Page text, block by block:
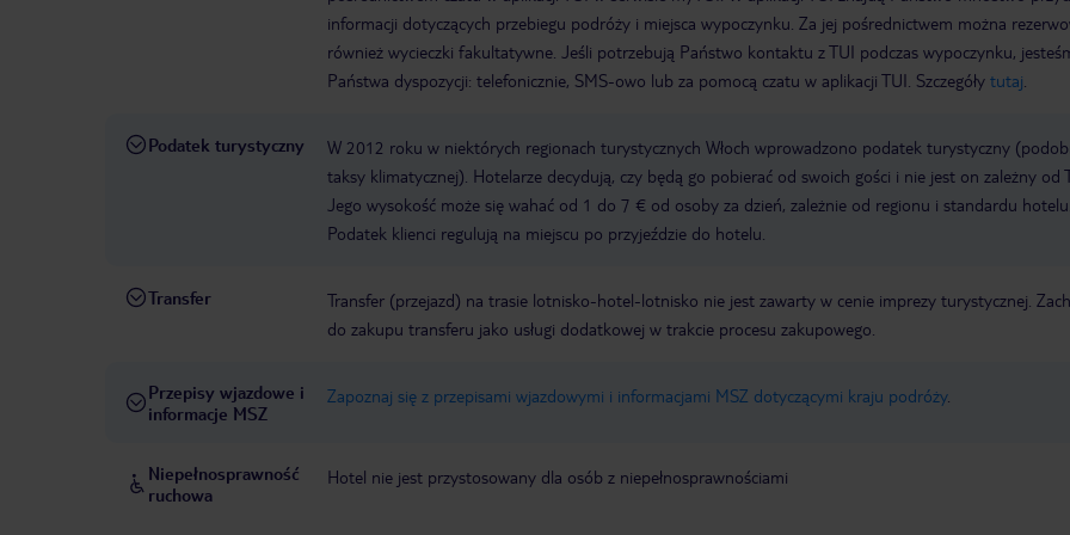
informacji dotyczących przebiegu podróży i miejsca wypoczynku. Za jej pośrednictwem można
również wycieczki fakultatywne. Jeśli potrzebują Państwo kontaktu z TUI podczas wypoczynku,
Państwa dyspozycji: telefonicznie, SMS-owo lub za pomocą czatu w aplikacji TUI. Szczegóły tutaj
Podatek turystyczny
W 2012 roku w niektórych regionach turystycznych Włoch wprowadzono podatek turystyczny
taksy klimatycznej). Hotelarze decydują, czy będą go pobierać od swoich gości i nie jest on zależny od
Jego wysokość może się wahać od 1 do 7 € od osoby za dzień, zależnie od regionu i standardu hotelu.
Podatek klienci regulują na miejscu po przyjeździe do hotelu.
Transfer
Transfer (przejazd) na trasie lotnisko-hotel-lotnisko nie jest zawarty w cenie imprezy turystycznej.
do zakupu transferu jako usługi dodatkowej w trakcie procesu zakupowego.
Przepisy wjazdowe i
informacje MSZ
Zapoznaj się z przepisami wjazdowymi i informacjami MSZ dotyczącymi kraju podróży.
Niepełnosprawność
ruchowa
Hotel nie jest przystosowany dla osób z niepełnosprawnościami